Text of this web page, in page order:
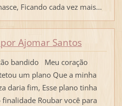
Ficando cada vez mais...
Ajomar Santos
bandido Meu coração
um plano Que a minha
daria fim, Esse plano tinha
finalidade Roubar você para